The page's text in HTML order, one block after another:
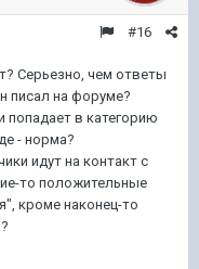
#16
Серьезно, чем ответы
писал на форуме?
попадает в категорию
- норма?
идут на контакт с
то положительные
кроме наконец-то